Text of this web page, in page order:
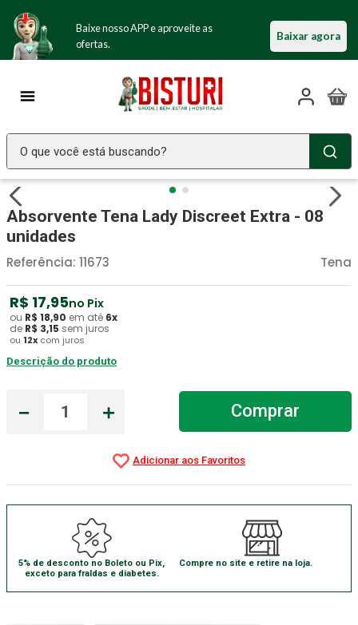
Baixe nosso APP e aproveite as
ofertas.
Baixar agora
O que você está buscando?
Absorvente Tena Lady Discreet Extra - 08
unidades
Tena
Referência: 11673
R$ 17,95no Pix
ou R$ 18,90 em até 6x
de R$ 3,15 sem juros
ou 12x com juros
Descrição do produto
＋
－ Comprar
5% de desconto no Boleto ou Pix,
exceto para fraldas e diabetes.
Compre no site e retire na loja.
TERMOS MAIS BUSCADOS
1º Seringa Insulina
2º Fralda Geriatrica
3 º Luva Latex
4º Littmann
5 º Estetoscopio Littmann
º Aparelho Pressão
Gaze Esteril
Cadeira Banho